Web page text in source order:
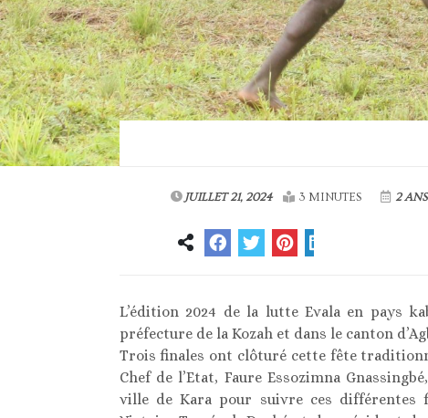
JUILLET 21, 2024 3 MINUTES 2 ANS
L’édition 2024 de la lutte Evala en pays
préfecture de la Kozah et dans le canton
Trois finales ont clôturé cette fête
Chef de l’Etat, Faure Essozimna
ville de Kara pour suivre ces différentes